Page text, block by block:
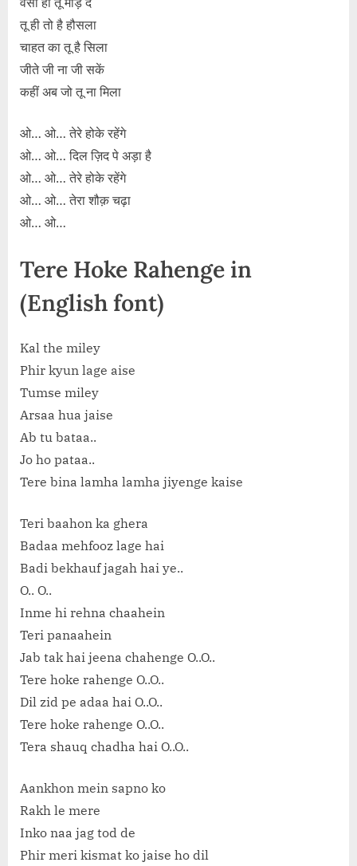
तू ही तो है हौसला
चाहत का तू है सिला
जीते जी ना जी सकें
कहीं अब जो तू ना मिला
ओ… ओ… तेरे होके रहेंगे
ओ… ओ… दिल ज़िद पे अड़ा है
ओ… ओ… तेरे होके रहेंगे
ओ… ओ… तेरा शौक़ चढ़ा
ओ… ओ…
Tere Hoke Rahenge in
(English font)
Kal the miley
Phir kyun lage aise
Tumse miley
Arsaa hua jaise
Ab tu bataa..
Jo ho pataa..
Tere bina lamha lamha jiyenge kaise
Teri baahon ka ghera
Badaa mehfooz lage hai
Badi bekhauf jagah hai ye..
O.. O..
Inme hi rehna chaahein
Teri panaahein
Jab tak hai jeena chahenge O..O..
Tere hoke rahenge O..O..
Dil zid pe adaa hai O..O..
Tere hoke rahenge O..O..
Tera shauq chadha hai O..O..
Aankhon mein sapno ko
Rakh le mere
Inko naa jag tod de
Phir meri kismat ko jaise ho dil